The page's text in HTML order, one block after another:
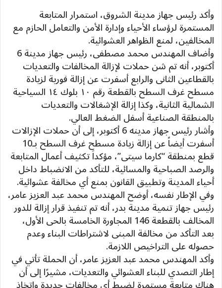
وأكد رئيس جهاز مدينة الشروق، استمرار المتابعة
المستمرة لرؤساء الأحياء وإدارة الأمن والتعامل الحازم مع
المخالفين، لمنع الظواهر العشوائية.
وأضاف المهندس محمد مصطفى، رئيس جهاز مدينة 6
أكتوبر، أنه تم شن حملات لإزالة المخالفات والتعديات
بالقطاعين الثانى والرابع أسفرت عن إزالة فورية لزيادة
مسطح غرف السطح بالقطعة رقم ١٠ بلوك ١٤ السياحية
الشمالية الثانية، وكذا إزالة الإشغالات والتعديات
بالمنطقة الصناعية أسفل الضغط العالي.
وأشار رئيس جهاز مدينه 6 أكتوبر، إلى أن حملات الإزالات
أسفرت أيضاً عن إزالة زيادة مسطح غرف السطح بـ10
قطع بمنطقة “كارما سيتى”، مؤكداَ تكثيف أعمال المتابعة
والرصد الصباحية والمسائية، للتأكد من الانضباط داخل
أحياء المدينة وتطبيق القانون بمنع أي مخالفة عشوائية.
وفي الإطار نفسه، أوضح المهندس محمد عبد العزيز عامر،
رئيس جهاز تنمية مدينة بدر، أنه تم تنفيذ قرار إزالة للدور
المخالف بالقطعة 146 المجاورة الخامسة بالحى الأول،
بعد التأكد من مخالفة المبنى لاشتراطات البناء وعدم
حصوله على التراخيص اللازمة.
وأكد المهندس محمد عبد العزيز عامر، أن الحملة تأتي في
إطار التصدي للبناء العشوائي والتعديات، مشيرًا إلى أن